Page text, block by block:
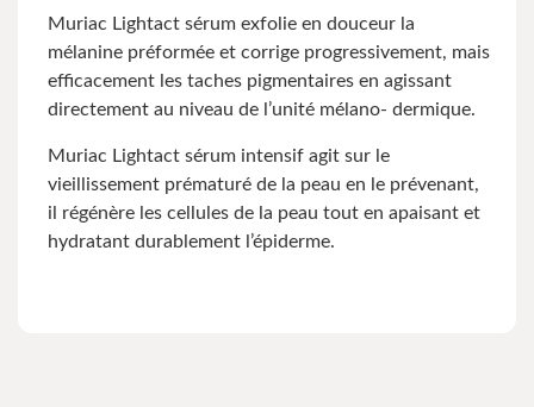
Muriac Lightact sérum exfolie en douceur la
mélanine préformée et corrige progressivement, mais
efficacement les taches pigmentaires en agissant
directement au niveau de l’unité mélano- dermique.
Muriac Lightact sérum intensif agit sur le
vieillissement prématuré de la peau en le prévenant,
il régénère les cellules de la peau tout en apaisant et
hydratant durablement l’épiderme.